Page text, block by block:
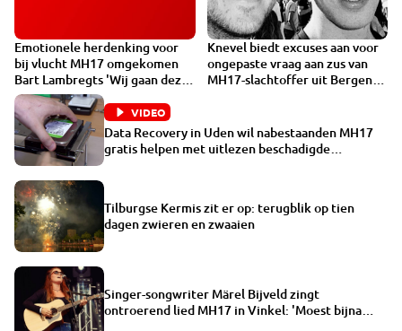
Emotionele herdenking voor
bij vlucht MH17 omgekomen
Bart Lambregts 'Wij gaan deze
lieve man missen'
VIDEO
Knevel biedt excuses aan voor
ongepaste vraag aan zus van
MH17-slachtoffer uit Bergen
VIDEO
Data Recovery in Uden wil nabestaanden MH17
gratis helpen met uitlezen beschadigde
Tilburgse Kermis zit er op: terugblik op tien
dagen zwieren en zwaaien
Singer-songwriter Märel Bijveld zingt
ontroerend lied MH17 in Vinkel: 'Moest bijna